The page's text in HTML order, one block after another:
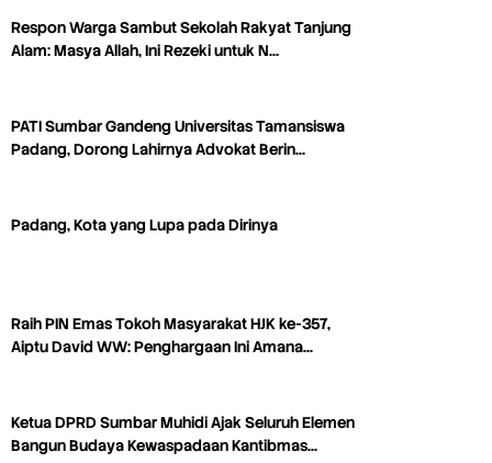
Respon Warga Sambut Sekolah Rakyat Tanjung
Alam: Masya Allah, Ini Rezeki untuk N…
PATI Sumbar Gandeng Universitas Tamansiswa
Padang, Dorong Lahirnya Advokat Berin…
Padang, Kota yang Lupa pada Dirinya
Raih PIN Emas Tokoh Masyarakat HJK ke-357,
Aiptu David WW: Penghargaan Ini Amana…
Ketua DPRD Sumbar Muhidi Ajak Seluruh Elemen
Bangun Budaya Kewaspadaan Kantibmas…